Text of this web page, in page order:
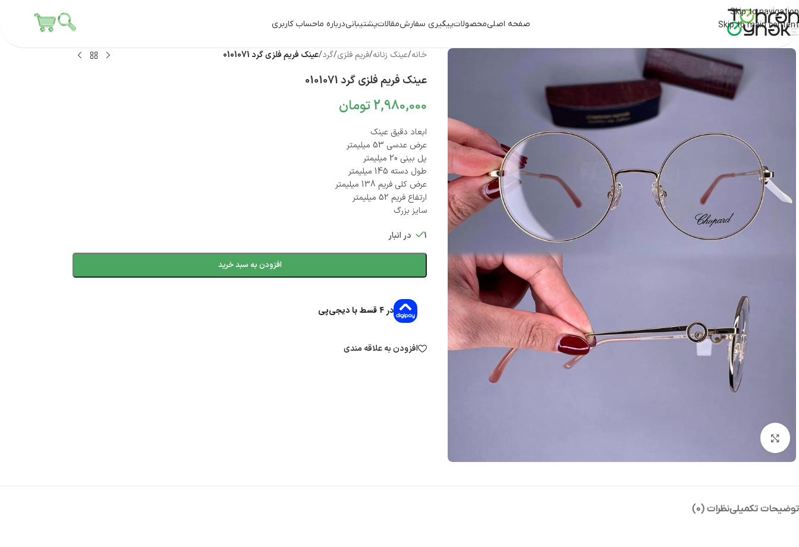
Skip to navigation
Skip to main content
صفحه اصلیمحصولاتپیگیری سفارشمقالاتپشتیبانیدرباره ماحساب کاربری
خانه/عینک زنانه/فریم فلزی/گرد/عینک فریم فلزی گرد 0101071
عینک فریم فلزی گرد 0101071
2,980,000تومان
ابعاد دقیق عینک
عرض عدسی 53 میلیمتر
پل بینی 20 میلیمتر
طول دسته 145 میلیمتر
عرض کلی فریم 138 میلیمتر
ارتفاع فریم 52 میلیمتر
سایز بزرگ
1 در انبار
افزودن به سبد خرید
در ۴ قسط با دیجی‌پی
افزودن به علاقه مندی
توضیحات تکمیلینظرات (0)